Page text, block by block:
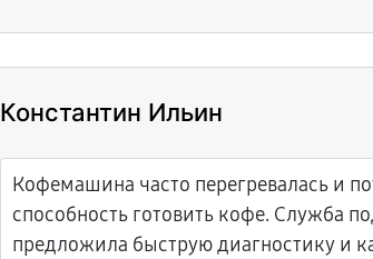
Константин Ильин
Кофемашина часто перегревалась и
способность готовить кофе. Служба
предложила быструю диагностику и